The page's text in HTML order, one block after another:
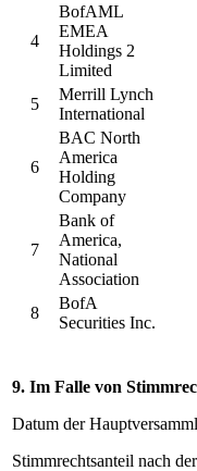
4
BofAML
EMEA
Holdings 2
Limited
5
Merrill Lynch
International
6
BAC North
America
Holding
Company
7
Bank of
America,
National
Association
8
BofA
Securities Inc.
9. Im Falle von
Datum der
Stimmrechtsanteil nach